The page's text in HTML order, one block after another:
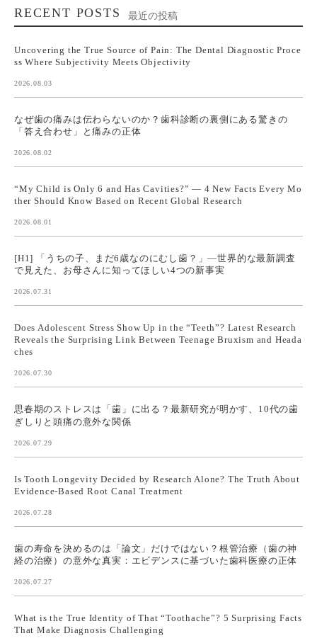
RECENT POSTS 最近の投稿
Uncovering the True Source of Pain: The Dental Diagnostic Proce
ss Where Subjectivity Meets Objectivity
2026.08.03
なぜ歯の痛みは伝わらないのか？歯科診断の裏側にある驚きの
「答え合わせ」と痛みの正体
2026.08.02
“My Child is Only 6 and Has Cavities?” — 4 New Facts Every Mo
ther Should Know Based on Recent Global Research
2026.08.01
[H1] 「うちの子、まだ6歳なのにむし歯？」—世界的な最新調査
で見えた、お母さんに知ってほしい4つの新事実
2026.07.31
Does Adolescent Stress Show Up in the “Teeth”? Latest Research
Reveals the Surprising Link Between Teenage Bruxism and Heada
ches
2026.07.30
思春期のストレスは「歯」に出る？最新研究が明かす、10代の歯
ぎしりと頭痛の意外な関係
2026.07.29
Is Tooth Longevity Decided by Research Alone? The Truth About
Evidence-Based Root Canal Treatment
2026.07.28
歯の寿命を決めるのは「論文」だけではない？根管治療（歯の神
経の治療）の意外な真実：エビデンスに基づいた歯科医療の正体
2026.07.27
What is the True Identity of That “Toothache”? 5 Surprising Facts
That Make Diagnosis Challenging